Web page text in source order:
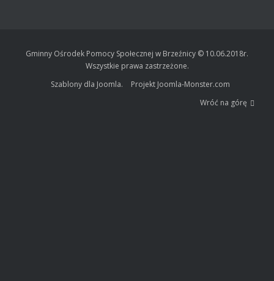
Gminny Ośrodek Pomocy Społecznej w Brzeźnicy © 10.06.2018r.
Wszystkie prawa zastrzeżone.
Szablony dla Joomla.
Projekt Joomla-Monster.com
Wróć na górę